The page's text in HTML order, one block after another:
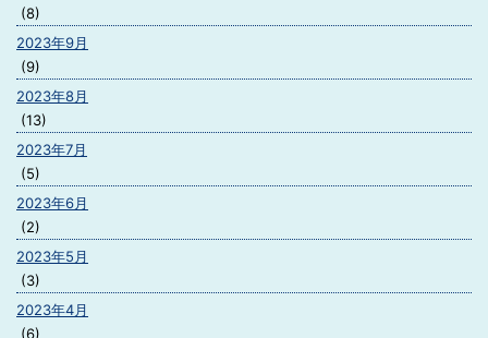
(8)
2023年9月
(9)
2023年8月
(13)
2023年7月
(5)
2023年6月
(2)
2023年5月
(3)
2023年4月
(6)